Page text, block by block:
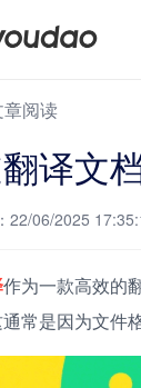
章阅读
译文
22/06/2025
作为一款高效的
常是因为文件